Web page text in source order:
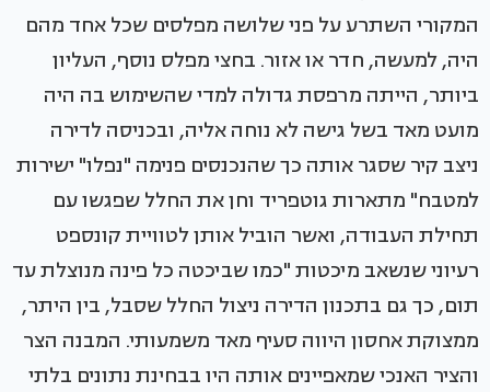
המקורי השתרע על פני שלושה מפלסים שכל אחד מהם
היה, למעשה, חדר או אזור. בחצי מפלס נוסף, העליון
ביותר, הייתה מרפסת גדולה למדי שהשימוש בה היה
מועט מאד בשל גישה לא נוחה אליה, ובכניסה לדירה
ניצב קיר שסגר אותה כך שהנכנסים פנימה "נפלו" ישירות
למטבח" מתארות גוטפריד וחן את החלל שפגשו עם
תחילת העבודה, ואשר הוביל אותן לטוויית קונספט
רעיוני שנשאב מיכטות "כמו שביכטה כל פינה מנוצלת עד
תום, כך גם בתכנון הדירה ניצול החלל שסבל, בין היתר,
ממצוקת אחסון היווה סעיף מאד משמעותי. המבנה הצר
והציר האנכי שמאפיינים אותה היו בבחינת נתונים בלתי